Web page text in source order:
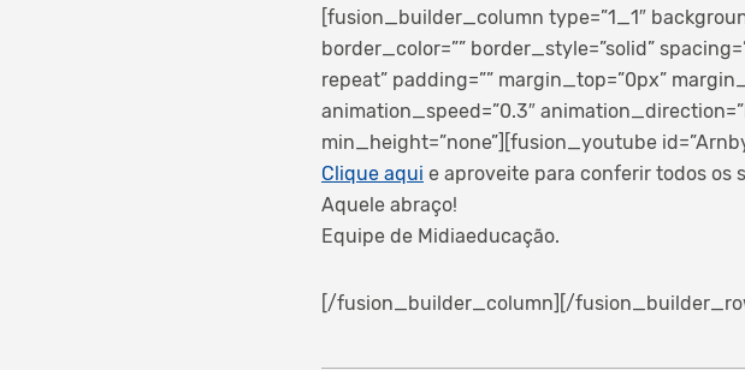
[fusion_builder_column type=”1_1″
border_color=”” border_style=”solid”
repeat” padding=”” margin_top=”0px”
animation_speed=”0.3″
min_height=”none”][fusion_youtube
Clique aqui e aproveite para conferir todos os
Aquele abraço!
Equipe de Midiaeducação.
[/fusion_builder_column][/